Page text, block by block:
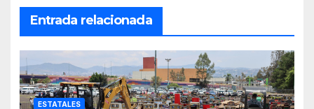
Entrada relacionada
ESTATALES